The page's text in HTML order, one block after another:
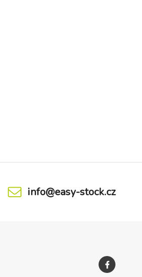
info@easy-stock.cz